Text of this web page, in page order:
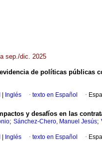
sep./dic. 2025
de políticas públicas
Inglés · texto en Español ·
y desafíos en las
; Sánchez-Chero, Manuel Jesús;
Inglés · texto en Español ·